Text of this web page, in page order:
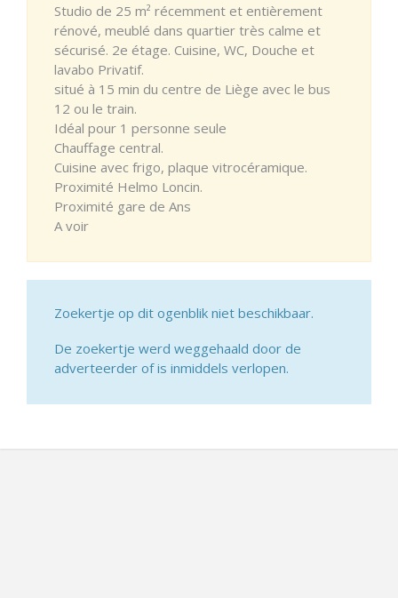
Studio de 25 m² récemment et entièrement
rénové, meublé dans quartier très calme et
sécurisé. 2e étage. Cuisine, WC, Douche et
lavabo Privatif.
situé à 15 min du centre de Liège avec le bus
12 ou le train.
Idéal pour 1 personne seule
Chauffage central.
Cuisine avec frigo, plaque vitrocéramique.
Proximité Helmo Loncin.
Proximité gare de Ans
A voir
Zoekertje op dit ogenblik niet beschikbaar.
De zoekertje werd weggehaald door de
adverteerder of is inmiddels verlopen.